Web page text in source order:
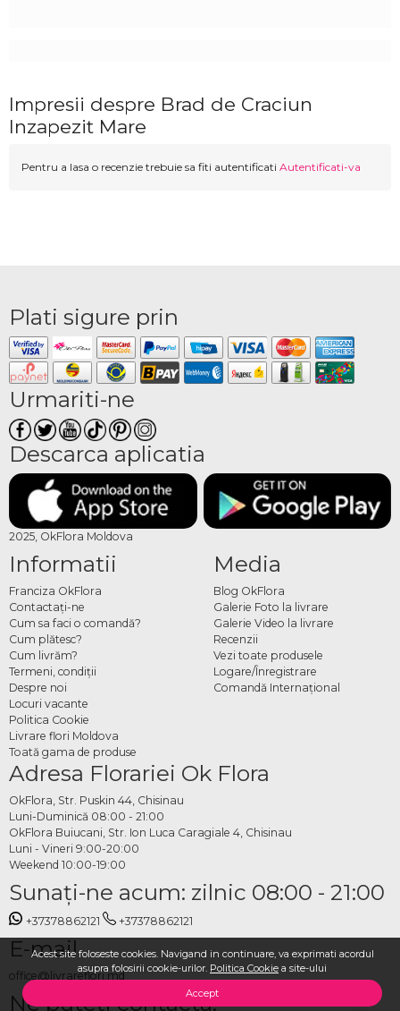
Acest site foloseste cookies. Navigand in continuare, va exprimati acordul
asupra folosirii cookie-urilor. Politica Cookie a site-ului
Accept
Impresii despre Brad de Craciun
Inzapezit Mare
Pentru a lasa o recenzie trebuie sa fiti autentificati Autentificati-va
Plati sigure prin
Urmariti-ne
Descarca aplicatia
2025, OkFlora Moldova
Informatii
Franciza OkFlora
Contactaţi-ne
Cum sa faci o comandă?
Cum plătesc?
Cum livrăm?
Termeni, condiţii
Despre noi
Locuri vacante
Politica Cookie
Livrare flori Moldova
Toată gama de produse
Media
Blog OkFlora
Galerie Foto la livrare
Galerie Video la livrare
Recenzii
Vezi toate produsele
Logare/Înregistrare
Comandă Internațional
Adresa Florariei Ok Flora
OkFlora, Str. Puskin 44, Chisinau
Luni-Duminică 08:00 - 21:00
OkFlora Buiucani, Str. Ion Luca Caragiale 4, Chisinau
Luni - Vineri 9:00-20:00
Weekend 10:00-19:00
Sunaţi-ne acum: zilnic 08:00 - 21:00
+37378862121 +37378862121
E-mail
office@livrareflori.md
Ne puteți contacta: